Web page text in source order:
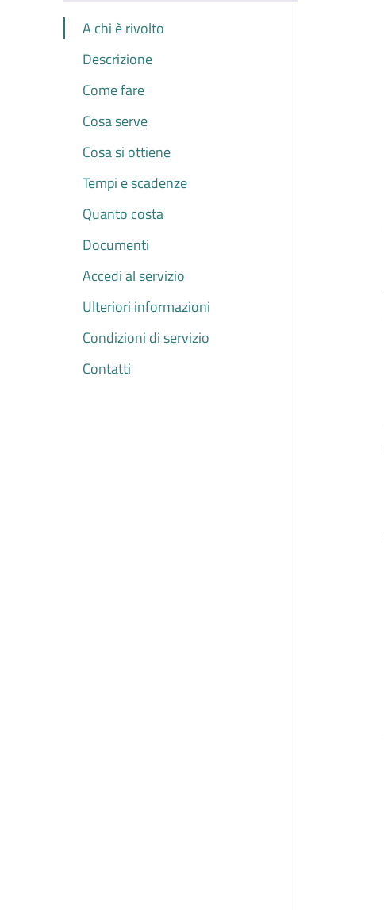
A chi è rivolto
Descrizione
Come fare
Cosa serve
Cosa si ottiene
Tempi e scadenze
Quanto costa
Documenti
Accedi al servizio
Ulteriori informazioni
Condizioni di servizio
Contatti